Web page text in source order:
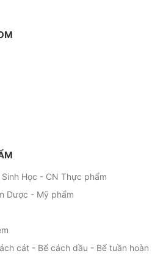
Học - CN Thực phẩm
Dược - Mỹ phẩm
cát - Bể cách dầu - Bể tuần hoàn